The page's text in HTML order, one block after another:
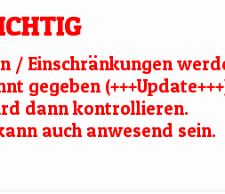
/ Einschränkungen
gegeben
dann kontrollieren.
auch anwesend sein.